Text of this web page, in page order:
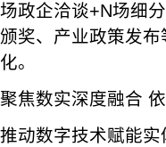
场政企洽谈+N场细
颁奖、产业政策发
化。
聚焦数实深度融合
推动数字技术赋能